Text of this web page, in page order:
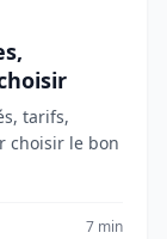
tarifs,
choisir le bon
7 min